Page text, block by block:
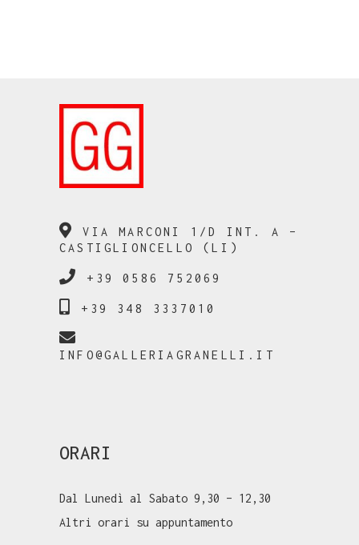
VIA MARCONI 1/D INT. A –
CASTIGLIONCELLO (LI)
+39 0586 752069
+39 348 3337010
INFO@GALLERIAGRANELLI.IT
ORARI
Dal Lunedì al Sabato 9,30 – 12,30
Altri orari su appuntamento